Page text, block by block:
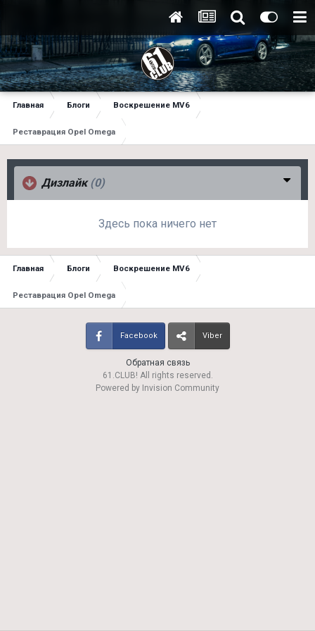
Главная Блоги Воскрешение MV6
Реставрация Opel Omega
Дизлайк(0)
Здесь пока ничего нет
Главная Блоги Воскрешение MV6
Реставрация Opel Omega
Обратная связь
Facebook Viber
61.CLUB! All rights reserved.
Powered by Invision Community